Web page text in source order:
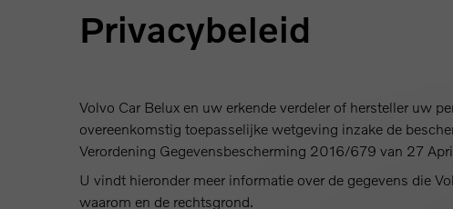
Privacybeleid
Volvo Car Belux en uw erkende verdeler of hersteller uw
overeenkomstig toepasselijke wetgeving inzake de
Verordening Gegevensbescherming 2016/679 van 27
U vindt hieronder meer informatie over de gegevens die
waarom en de rechtsgrond.